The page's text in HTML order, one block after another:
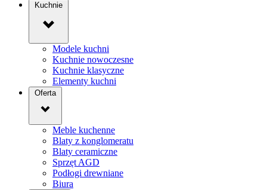
Kuchnie
Modele kuchni
Kuchnie nowoczesne
Kuchnie klasyczne
Elementy kuchni
Oferta
Meble kuchenne
Blaty z konglomeratu
Blaty ceramiczne
Sprzęt AGD
Podłogi drewniane
Biura